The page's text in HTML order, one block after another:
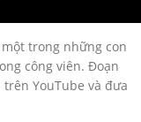
trong những con
công viên. Đoạn
YouTube và đưa